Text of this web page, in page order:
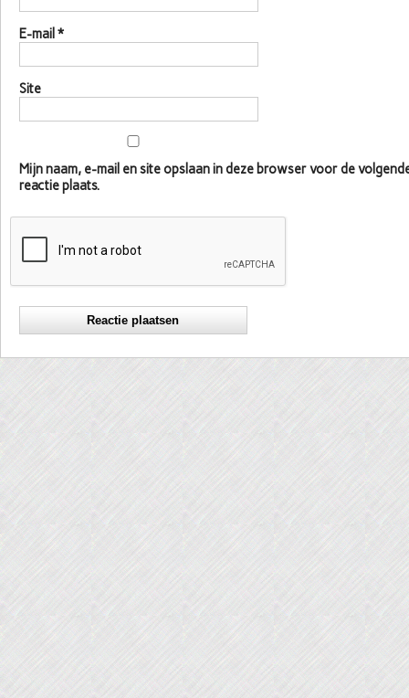
E-mail *
Site
Mijn naam, e-mail en site opslaan in deze browser voor de
reactie plaats.